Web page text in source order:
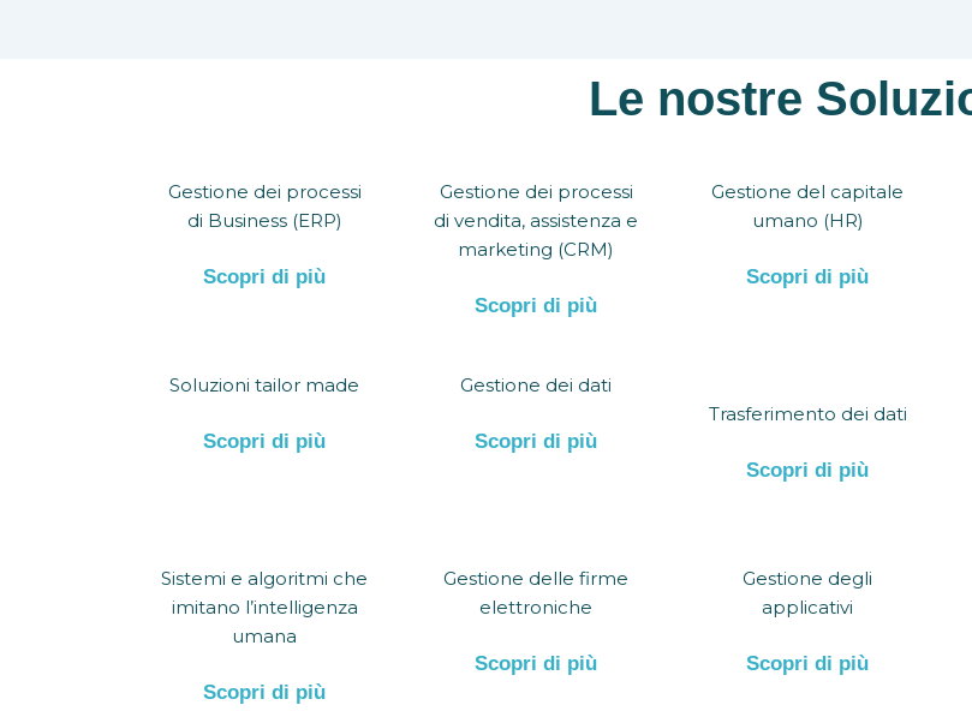
Le nostre
Gestione dei processi
di Business (ERP)
Scopri di più
Gestione dei processi
di vendita, assistenza e
marketing (CRM)
Scopri di più
Gestione del capitale
umano (HR)
Scopri di più
Soluzioni tailor made
Scopri di più
Gestione dei dati
Scopri di più
Trasferimento dei dati
Scopri di più
Sistemi e algoritmi che
imitano l’intelligenza
umana
Scopri di più
Gestione delle firme
elettroniche
Scopri di più
Gestione degli
applicativi
Scopri di più